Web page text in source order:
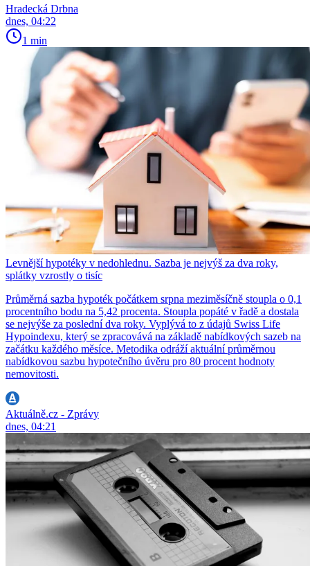
Hradecká Drbna
dnes, 04:22
1 min
Levnější hypotéky v nedohlednu. Sazba je nejvýš za dva roky,
splátky vzrostly o tisíc
Průměrná sazba hypoték počátkem srpna meziměsíčně stoupla o 0,1
procentního bodu na 5,42 procenta. Stoupla popáté v řadě a dostala
se nejvýše za poslední dva roky. Vyplývá to z údajů Swiss Life
Hypoindexu, který se zpracovává na základě nabídkových sazeb na
začátku každého měsíce. Metodika odráží aktuální průměrnou
nabídkovou sazbu hypotečního úvěru pro 80 procent hodnoty
nemovitosti.
Aktuálně.cz - Zprávy
dnes, 04:21